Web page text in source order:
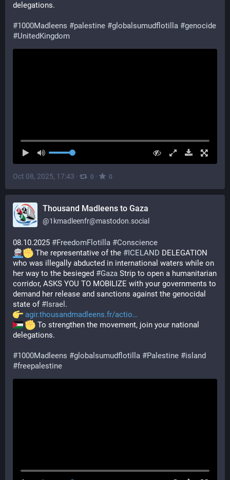
delegations.
#1000Madleens #palestine #globalsumudflotilla #genocide
#UnitedKingdom
Oct 08, 2025, 17:43 · 0 · 0
Thousand Madleens to Gaza
@1kmadleenfr@mastodon.social
08.10.2025 #FreedomFlotilla #Conscience
The representative of the #ICELAND DELEGATION
who was illegally abducted in international waters while on
her way to the besieged #Gaza Strip to open a humanitarian
corridor, ASKS YOU TO MOBILIZE with your governments to
demand her release and sanctions against the genocidal
state of #Israel .
agir.thousandmadleens.fr/actio
To strengthen the movement, join your national
delegations.
#1000Madleens #globalsumudflotilla #Palestine #island
#freepalestine